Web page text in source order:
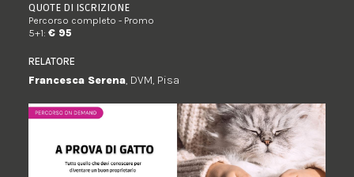
QUOTE DI ISCRIZIONE
Percorso completo - Promo
5+1: € 95
RELATORE
Francesca Serena, DVM, Pisa